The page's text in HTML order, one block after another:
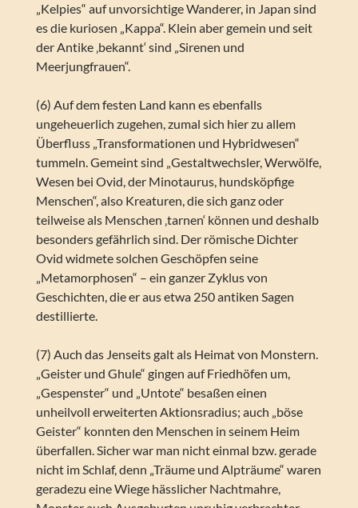
„Kelpies“ auf unvorsichtige Wanderer, in Japan sind
es die kuriosen „Kappa“. Klein aber gemein und seit
der Antike ‚bekannt‘ sind „Sirenen und
Meerjungfrauen“.
(6) Auf dem festen Land kann es ebenfalls
ungeheuerlich zugehen, zumal sich hier zu allem
Überfluss „Transformationen und Hybridwesen“
tummeln. Gemeint sind „Gestaltwechsler, Werwölfe,
Wesen bei Ovid, der Minotaurus, hundsköpfige
Menschen“, also Kreaturen, die sich ganz oder
teilweise als Menschen ‚tarnen‘ können und deshalb
besonders gefährlich sind. Der römische Dichter
Ovid widmete solchen Geschöpfen seine
„Metamorphosen“ – ein ganzer Zyklus von
Geschichten, die er aus etwa 250 antiken Sagen
destillierte.
(7) Auch das Jenseits galt als Heimat von Monstern.
„Geister und Ghule“ gingen auf Friedhöfen um,
„Gespenster“ und „Untote“ besaßen einen
unheilvoll erweiterten Aktionsradius; auch „böse
Geister“ konnten den Menschen in seinem Heim
überfallen. Sicher war man nicht einmal bzw. gerade
nicht im Schlaf, denn „Träume und Alpträume“ waren
geradezu eine Wiege hässlicher Nachtmahre,